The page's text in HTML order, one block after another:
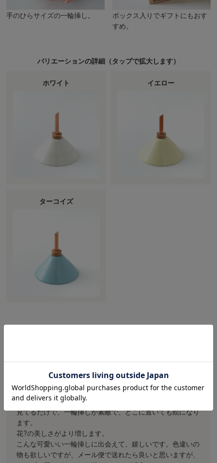
手のひらサイズの一輪挿し。
ボックス入りでギフトにもおす
すめ。
バリエーションの詳細（タップで拡大します）
ホワイト イエロー
ターコイズ
チッコ様 投稿日： 2019年04月07日
見てるだけで、一輪挿しが素敵で、どこに置いても絵になり
ます。
花?の美しさがより増します。
こんな可愛いい一輪挿しに出会えて、嬉しいです。色違いの
物も欲しいですが、メール便で送れたら良いと思いますが、